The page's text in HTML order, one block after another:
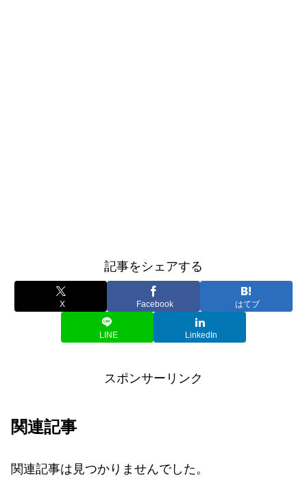
記事をシェアする
X Facebook はてブ
LINE LinkedIn
スポンサーリンク
関連記事
関連記事は見つかりませんでした。